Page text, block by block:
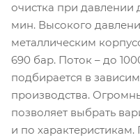
очистка при давлении
мин. Высокого
металлическим
690 бар. Поток – до
подбирается в
производства.
позволяет выбрать
и по